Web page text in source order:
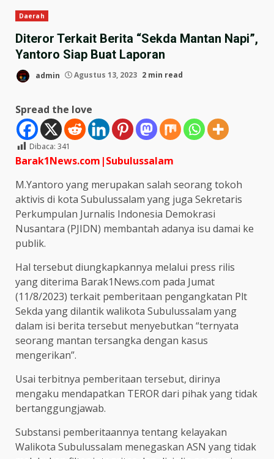
Daerah
Diteror Terkait Berita “Sekda Mantan Napi”,
Yantoro Siap Buat Laporan
admin Agustus 13, 2023 2 min read
Spread the love
Dibaca: 341
Barak1News.com|Subulussalam
M.Yantoro yang merupakan salah seorang tokoh
aktivis di kota Subulussalam yang juga Sekretaris
Perkumpulan Jurnalis Indonesia Demokrasi
Nusantara (PJIDN) membantah adanya isu damai ke
publik.
Hal tersebut diungkapkannya melalui press rilis
yang diterima Barak1News.com pada Jumat
(11/8/2023) terkait pemberitaan pengangkatan Plt
Sekda yang dilantik walikota Subulussalam yang
dalam isi berita tersebut menyebutkan “ternyata
seorang mantan tersangka dengan kasus
mengerikan”.
Usai terbitnya pemberitaan tersebut, dirinya
mengaku mendapatkan TEROR dari pihak yang tidak
bertanggungjawab.
Substansi pemberitaannya tentang kelayakan
Walikota Subulussalam menegaskan ASN yang tidak